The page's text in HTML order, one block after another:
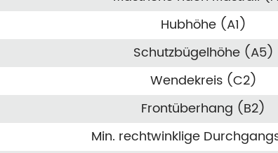
Hubhöhe (A1)
Schutzbügelhöhe (A5)
Wendekreis (C2)
Frontüberhang (B2)
Min. rechtwinklige